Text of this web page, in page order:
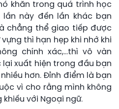
khăn trong quá trình học
này đến lần khác bạn
chẳng thể giao tiếp được
thì hạn hẹp khi nhớ khi
chính xác,…thì vô vàn
lại xuất hiện trong đầu bạn
hơn. Đỉnh điểm là bạn
vì cho rằng mình không
với Ngoại ngữ.